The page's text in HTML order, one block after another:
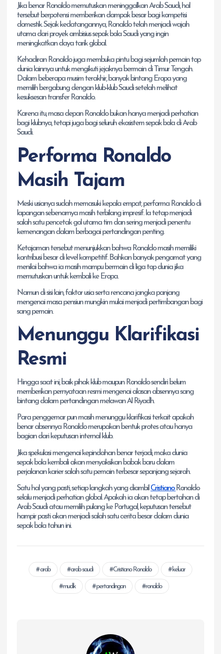
Jika benar Ronaldo memutuskan meninggalkan Arab Saudi, hal
tersebut berpotensi memberikan dampak besar bagi kompetisi
domestik. Sejak kedatangannya, Ronaldo telah menjadi wajah
utama dari proyek ambisius sepak bola Saudi yang ingin
meningkatkan daya tarik global.
Kehadiran Ronaldo juga membuka pintu bagi sejumlah pemain top
dunia lainnya untuk mengikuti jejaknya bermain di Timur Tengah.
Dalam beberapa musim terakhir, banyak bintang Eropa yang
memilih bergabung dengan klub-klub Saudi setelah melihat
kesuksesan transfer Ronaldo.
Karena itu, masa depan Ronaldo bukan hanya menjadi perhatian
bagi klubnya, tetapi juga bagi seluruh ekosistem sepak bola di Arab
Saudi.
Performa Ronaldo
Masih Tajam
Meski usianya sudah memasuki kepala empat, performa Ronaldo di
lapangan sebenarnya masih terbilang impresif. Ia tetap menjadi
salah satu pencetak gol utama tim dan sering menjadi penentu
kemenangan dalam berbagai pertandingan penting.
Ketajaman tersebut menunjukkan bahwa Ronaldo masih memiliki
kontribusi besar di level kompetitif. Bahkan banyak pengamat yang
menilai bahwa ia masih mampu bermain di liga top dunia jika
memutuskan untuk kembali ke Eropa.
Namun di sisi lain, faktor usia serta rencana jangka panjang
mengenai masa pensiun mungkin mulai menjadi pertimbangan bagi
sang pemain.
Menunggu Klarifikasi
Resmi
Hingga saat ini, baik pihak klub maupun Ronaldo sendiri belum
memberikan pernyataan resmi mengenai alasan absennya sang
bintang dalam pertandingan melawan Al Riyadh.
Para penggemar pun masih menunggu klarifikasi terkait apakah
benar absennya Ronaldo merupakan bentuk protes atau hanya
bagian dari keputusan internal klub.
Jika spekulasi mengenai kepindahan benar terjadi, maka dunia
sepak bola kembali akan menyaksikan babak baru dalam
perjalanan karier salah satu pemain terbesar sepanjang sejarah.
Satu hal yang pasti, setiap langkah yang diambil Cristiano Ronaldo
selalu menjadi perhatian global. Apakah ia akan tetap bertahan di
Arab Saudi atau memilih pulang ke Portugal, keputusan tersebut
hampir pasti akan menjadi salah satu cerita besar dalam dunia
sepak bola tahun ini.
arab arab saudi Cristiano Ronaldo keluar
mudik pertandingan ronaldo